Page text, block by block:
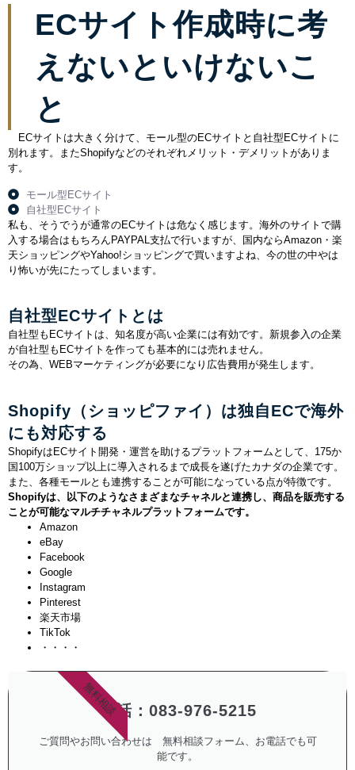
ECサイト作成時に考
えないといけないこ
と
ECサイトは大きく分けて、モール型のECサイトと自社型ECサイトに
別れます。またShopifyなどのそれぞれメリット・デメリットがありま
す。
モール型ECサイト
自社型ECサイト
私も、そうでうが通常のECサイトは危なく感じます。海外のサイトで購
入する場合はもちろんPAYPAL支払で行いますが、国内ならAmazon・ 楽
天ショッピングやYahoo!ショッピングで買いますよね、今の世の中やは
り怖いが先にたってしまいます。
自社型ECサイトとは
自社型もECサイトは、知名度が高い企業には有効です。新規参入の企業
が自社型もECサイトを作っても基本的には売れません。
その為、WEBマーケティングが必要になり広告費用が発生します。
Shopify（ショッピファイ）は独自ECで海外
にも対応する
ShopifyはECサイト開発・運営を助けるプラットフォームとして、175か
国100万ショップ以上に導入されるまで成長を遂げたカナダの企業です。
また、各種モールとも連携することが可能になっている点が特徴です。
Shopifyは、以下のようなさまざまなチャネルと連携し、商品を販売する
ことが可能なマルチチャネルプラットフォームです。
Amazon
eBay
Facebook
Google
Instagram
Pinterest
楽天市場
TikTok
・・・・
電話：083-976-5215
ご質問やお問い合わせは 無料相談フォーム、お電話でも可
能です。
無料相談